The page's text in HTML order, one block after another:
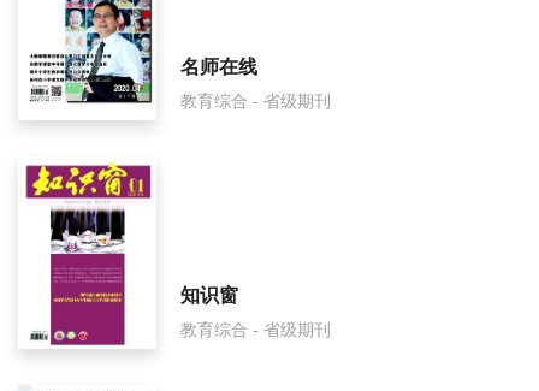
名师在线
教育综合 - 省级期刊
知识窗
教育综合 - 省级期刊